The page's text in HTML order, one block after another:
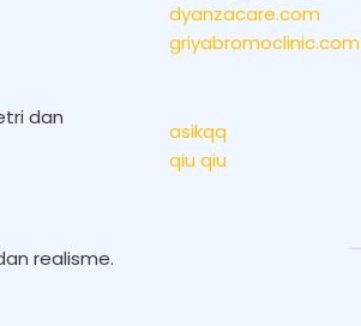
dan
realisme.
dyanzacare.com
griyabromoclinic.com
asikqq
qiu qiu